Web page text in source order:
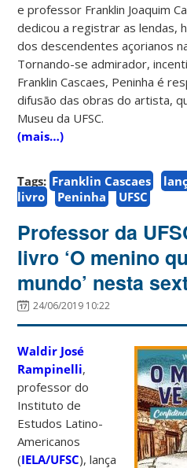
e professor Franklin Joaquim
dedicou a registrar as lendas,
dos descendentes açorianos
Tornando-se admirador,
Franklin Cascaes, Peninha é
difusão das obras do artista,
Museu da UFSC.
(mais…)
Tags: Franklin Cascaes
livro
Peninha UFSC
Professor da
livro ‘O menino
mundo’ nesta
24/06/2019 10:22
Waldir José
Rampinelli,
professor do
Instituto de
Estudos Latino-
Americanos
(IELA/UFSC), lança